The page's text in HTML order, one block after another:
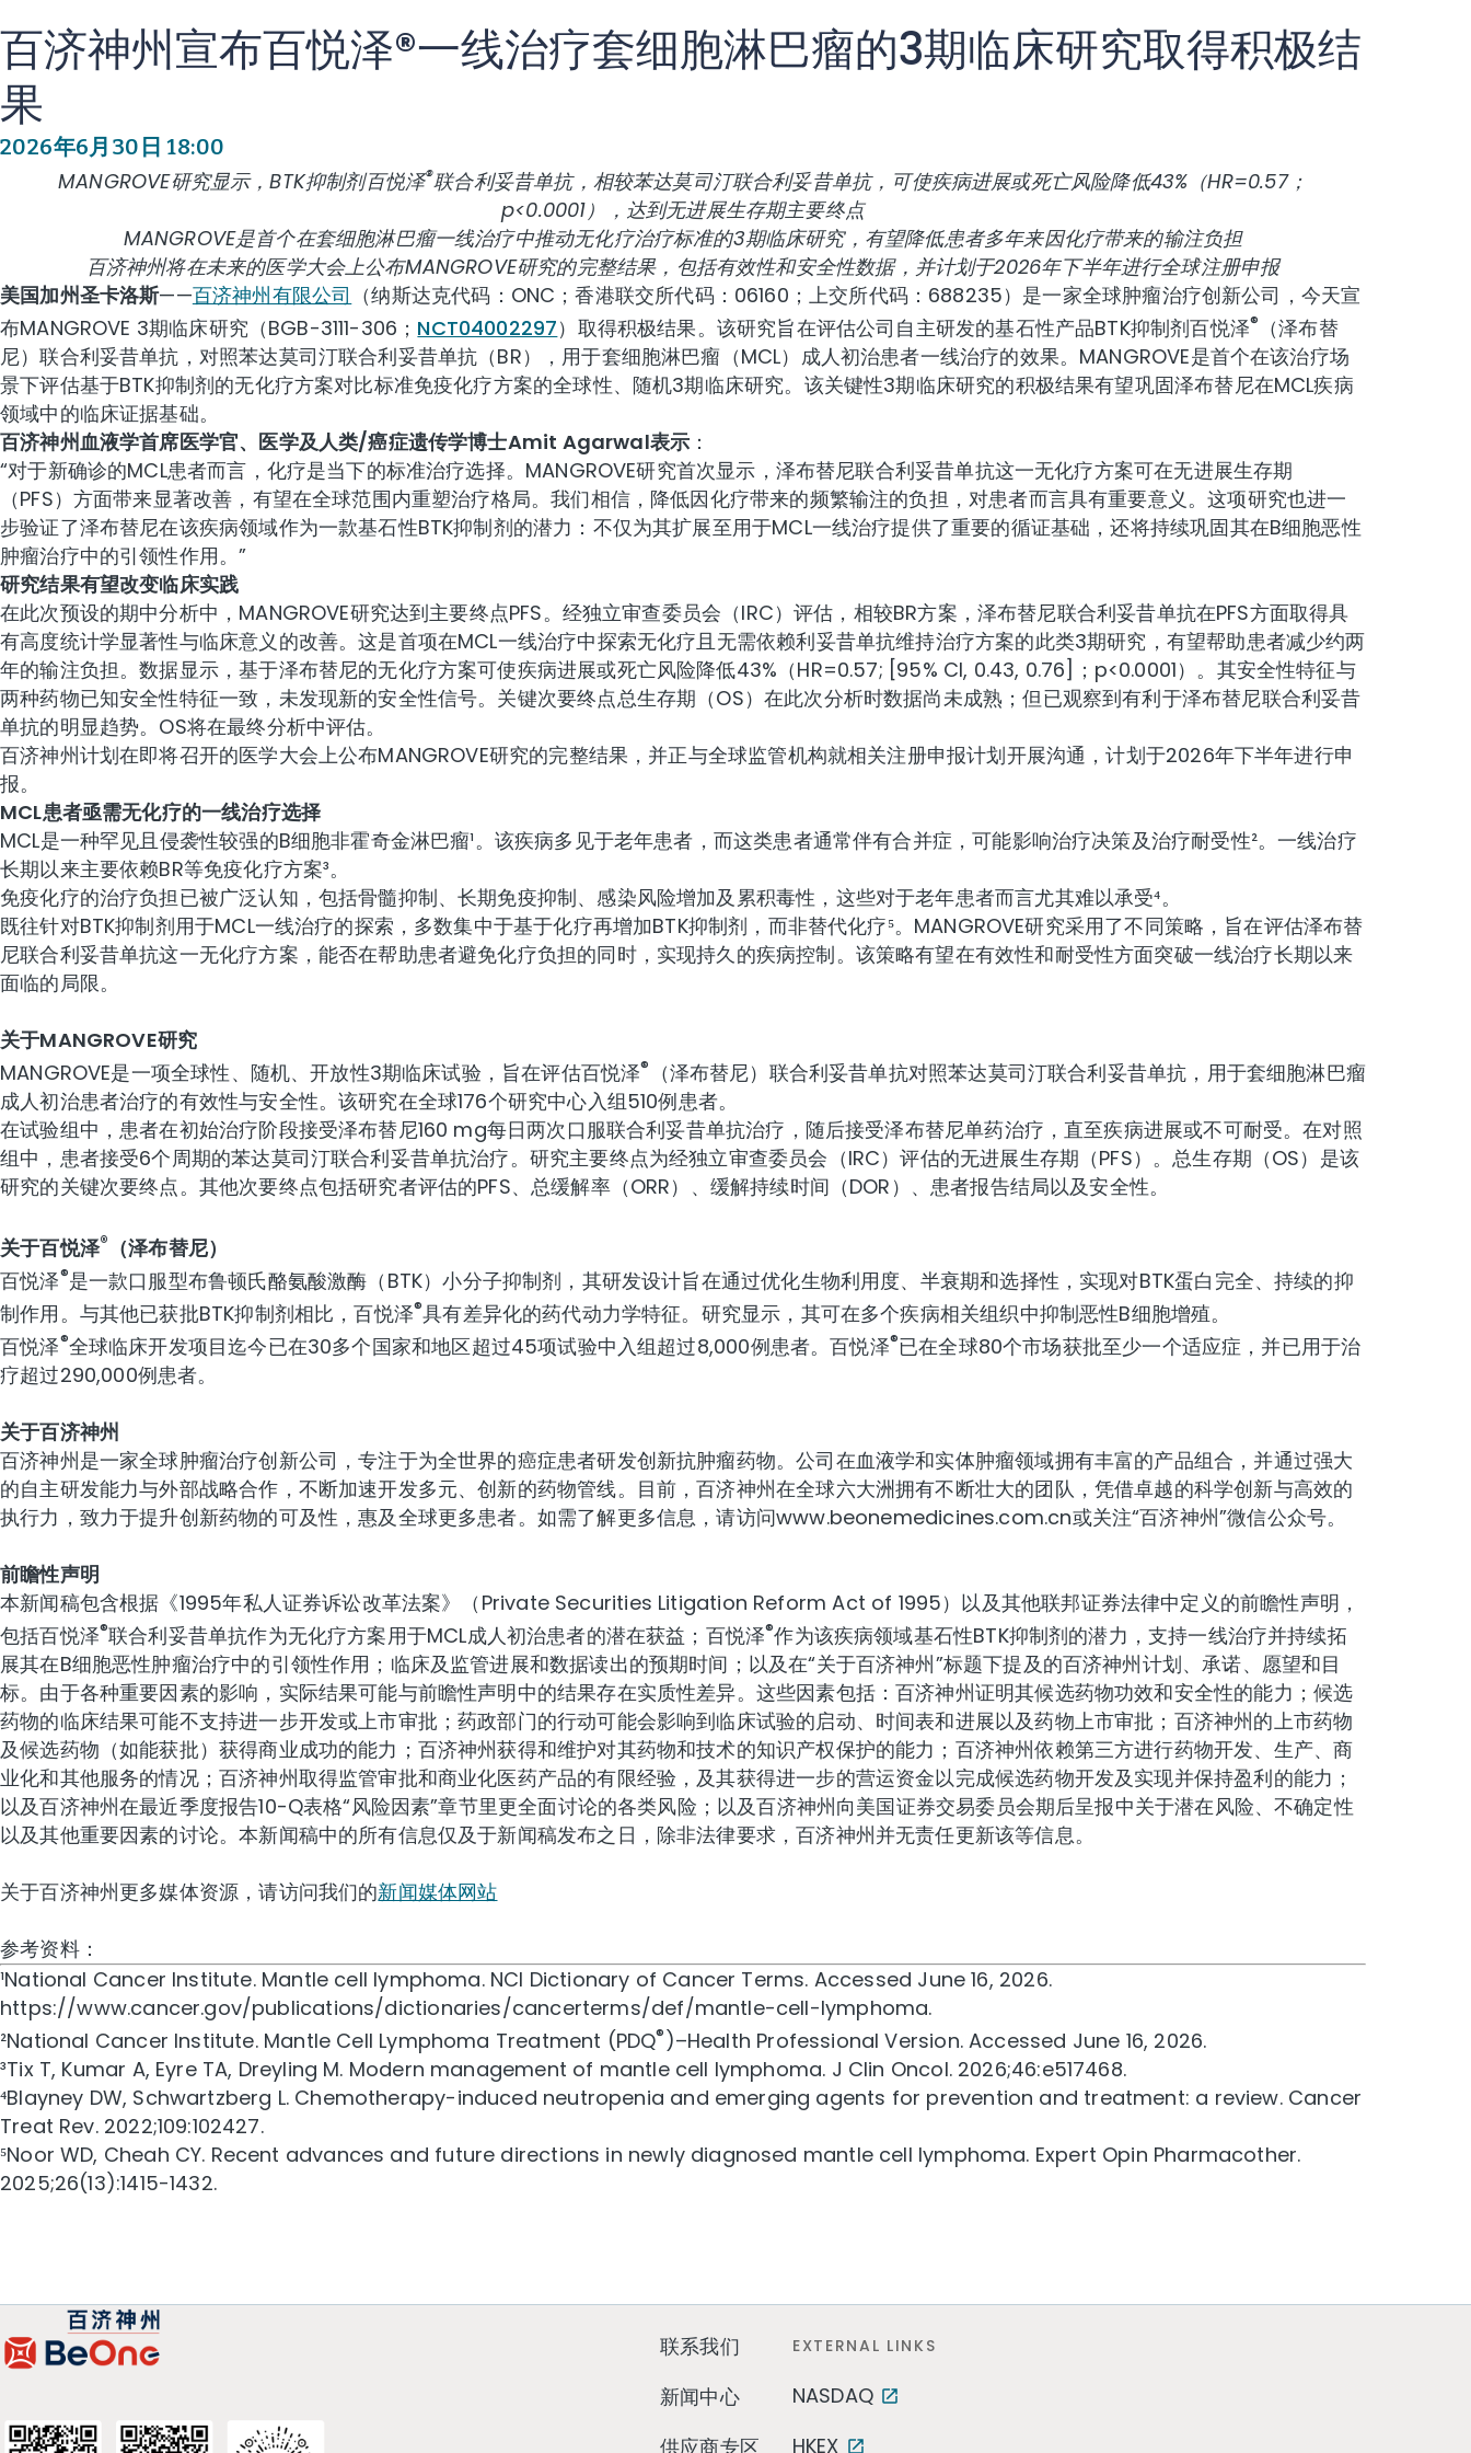
百济神州宣布百悦泽®一线治疗套细胞淋巴瘤的3期临床研究取得积极结
果
2026年6月30日 18:00
MANGROVE研究显示，BTK抑制剂百悦泽®联合利妥昔单抗，相较苯达莫司汀联合利妥昔单抗，可使疾病进展或死亡风险降低43%（HR=0.57；
p<0.0001），达到无进展生存期主要终点
MANGROVE是首个在套细胞淋巴瘤一线治疗中推动无化疗治疗标准的3期临床研究，有望降低患者多年来因化疗带来的输注负担
百济神州将在未来的医学大会上公布MANGROVE研究的完整结果， 包括有效性和安全性数据，并计划于2026年下半年进行全球注册申报
美国加州圣卡洛斯——百济神州有限公司 （纳斯达克代码：ONC；香港联交所代码：06160；上交所代码：688235）是一家全球肿瘤治疗创新公司，今天宣
布MANGROVE 3期临床研究（BGB-3111-306； NCT04002297）取得积极结果。该研究旨在评估公司自主研发的基石性产品BTK抑制剂百悦泽® （泽布替
尼）联合利妥昔单抗，对照苯达莫司汀联合利妥昔单抗（BR），用于套细胞淋巴瘤（MCL）成人初治患者一线治疗的效果。MANGROVE是首个在该治疗场
景下评估基于BTK抑制剂的无化疗方案对比标准免疫化疗方案的全球性、随机3期临床研究。该关键性3期临床研究的积极结果有望巩固泽布替尼在MCL疾病
领域中的临床证据基础。
百济神州血液学首席医学官、医学及人类/癌症遗传学博士Amit Agarwal表示 ：
“对于新确诊的MCL患者而言，化疗是当下的标准治疗选择。MANGROVE研究首次显示，泽布替尼联合利妥昔单抗这一无化疗方案可在无进展生存期
（PFS）方面带来显著改善，有望在全球范围内重塑治疗格局。我们相信，降低因化疗带来的频繁输注的负担，对患者而言具有重要意义。这项研究也进一
步验证了泽布替尼在该疾病领域作为一款基石性BTK抑制剂的潜力：不仅为其扩展至用于MCL一线治疗提供了重要的循证基础，还将持续巩固其在B细胞恶性
肿瘤治疗中的引领性作用。”
研究结果有望改变临床实践
在此次预设的期中分析中，MANGROVE研究达到主要终点PFS。经独立审查委员会（IRC）评估，相较BR方案，泽布替尼联合利妥昔单抗在PFS方面取得具
有高度统计学显著性与临床意义的改善。这是首项在MCL一线治疗中探索无化疗且无需依赖利妥昔单抗维持治疗方案的此类3期研究，有望帮助患者减少约两
年的输注负担。数据显示，基于泽布替尼的无化疗方案可使疾病进展或死亡风险降低43%（HR=0.57; [95% CI, 0.43, 0.76]；p<0.0001）。其安全性特征与
两种药物已知安全性特征一致，未发现新的安全性信号。关键次要终点总生存期（OS）在此次分析时数据尚未成熟；但已观察到有利于泽布替尼联合利妥昔
单抗的明显趋势。OS将在最终分析中评估。
百济神州计划在即将召开的医学大会上公布MANGROVE研究的完整结果，并正与全球监管机构就相关注册申报计划开展沟通，计划于2026年下半年进行申
报。
MCL患者亟需无化疗的一线治疗选择
MCL是一种罕见且侵袭性较强的B细胞非霍奇金淋巴瘤¹。该疾病多见于老年患者，而这类患者通常伴有合并症，可能影响治疗决策及治疗耐受性²。一线治疗
长期以来主要依赖BR等免疫化疗方案³。
免疫化疗的治疗负担已被广泛认知，包括骨髓抑制、长期免疫抑制、感染风险增加及累积毒性，这些对于老年患者而言尤其难以承受⁴。
既往针对BTK抑制剂用于MCL一线治疗的探索，多数集中于基于化疗再增加BTK抑制剂，而非替代化疗⁵。MANGROVE研究采用了不同策略，旨在评估泽布替
尼联合利妥昔单抗这一无化疗方案，能否在帮助患者避免化疗负担的同时，实现持久的疾病控制。该策略有望在有效性和耐受性方面突破一线治疗长期以来
面临的局限。
关于MANGROVE研究
MANGROVE是一项全球性、随机、开放性3期临床试验，旨在评估百悦泽®
（泽布替尼）联合利妥昔单抗对照苯达莫司汀联合利妥昔单抗，用于套细胞淋巴瘤
成人初治患者治疗的有效性与安全性。该研究在全球176个研究中心入组510例患者。
在试验组中，患者在初始治疗阶段接受泽布替尼160 mg每日两次口服联合利妥昔单抗治疗，随后接受泽布替尼单药治疗，直至疾病进展或不可耐受。在对照
组中，患者接受6个周期的苯达莫司汀联合利妥昔单抗治疗。研究主要终点为经独立审查委员会（IRC）评估的无进展生存期（PFS）。总生存期（OS）是该
研究的关键次要终点。其他次要终点包括研究者评估的PFS、总缓解率（ORR）、缓解持续时间（DOR）、患者报告结局以及安全性。
关于百悦泽® （泽布替尼）
百悦泽®是一款口服型布鲁顿氏酪氨酸激酶（BTK）小分子抑制剂，其研发设计旨在通过优化生物利用度、半衰期和选择性，实现对BTK蛋白完全、持续的抑
制作用。与其他已获批BTK抑制剂相比，百悦泽®具有差异化的药代动力学特征。研究显示，其可在多个疾病相关组织中抑制恶性B细胞增殖。
百悦泽®全球临床开发项目迄今已在30多个国家和地区超过45项试验中入组超过8,000例患者。百悦泽®已在全球80个市场获批至少一个适应症，并已用于治
疗超过290,000例患者。
关于百济神州
百济神州是一家全球肿瘤治疗创新公司，专注于为全世界的癌症患者研发创新抗肿瘤药物。公司在血液学和实体肿瘤领域拥有丰富的产品组合，并通过强大
的自主研发能力与外部战略合作，不断加速开发多元、创新的药物管线。目前，百济神州在全球六大洲拥有不断壮大的团队，凭借卓越的科学创新与高效的
执行力，致力于提升创新药物的可及性，惠及全球更多患者。如需了解更多信息，请访问www.beonemedicines.com.cn或关注“百济神州”微信公众号。
前瞻性声明
本新闻稿包含根据《1995年私人证券诉讼改革法案》（Private Securities Litigation Reform Act of 1995）以及其他联邦证券法律中定义的前瞻性声明，
包括百悦泽®联合利妥昔单抗作为无化疗方案用于MCL成人初治患者的潜在获益；百悦泽®作为该疾病领域基石性BTK抑制剂的潜力，支持一线治疗并持续拓
展其在B细胞恶性肿瘤治疗中的引领性作用；临床及监管进展和数据读出的预期时间；以及在“关于百济神州”标题下提及的百济神州计划、承诺、愿望和目
标。由于各种重要因素的影响，实际结果可能与前瞻性声明中的结果存在实质性差异。这些因素包括：百济神州证明其候选药物功效和安全性的能力；候选
药物的临床结果可能不支持进一步开发或上市审批；药政部门的行动可能会影响到临床试验的启动、时间表和进展以及药物上市审批；百济神州的上市药物
及候选药物（如能获批）获得商业成功的能力；百济神州获得和维护对其药物和技术的知识产权保护的能力；百济神州依赖第三方进行药物开发、生产、商
业化和其他服务的情况；百济神州取得监管审批和商业化医药产品的有限经验，及其获得进一步的营运资金以完成候选药物开发及实现并保持盈利的能力；
以及百济神州在最近季度报告10-Q表格“风险因素”章节里更全面讨论的各类风险；以及百济神州向美国证券交易委员会期后呈报中关于潜在风险、不确定性
以及其他重要因素的讨论。本新闻稿中的所有信息仅及于新闻稿发布之日，除非法律要求，百济神州并无责任更新该等信息。
关于百济神州更多媒体资源，请访问我们的新闻媒体网站
参考资料：
¹National Cancer Institute. Mantle cell lymphoma. NCI Dictionary of Cancer Terms. Accessed June 16, 2026.
https://www.cancer.gov/publications/dictionaries/cancerterms/def/mantle-cell-lymphoma.
²National Cancer Institute. Mantle Cell Lymphoma Treatment (PDQ®)–Health Professional Version. Accessed June 16, 2026.
³Tix T, Kumar A, Eyre TA, Dreyling M. Modern management of mantle cell lymphoma. J Clin Oncol. 2026;46:e517468.
⁴Blayney DW, Schwartzberg L. Chemotherapy-induced neutropenia and emerging agents for prevention and treatment: a review. Cancer
Treat Rev. 2022;109:102427.
⁵Noor WD, Cheah CY. Recent advances and future directions in newly diagnosed mantle cell lymphoma. Expert Opin Pharmacother.
2025;26(13):1415-1432.
联系我们
新闻中心
供应商专区
EXTERNAL LINKS
NASDAQ
HKEX